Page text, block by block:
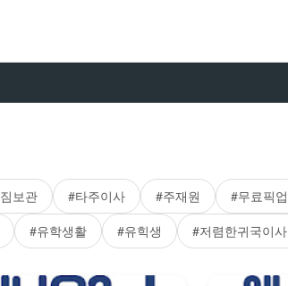
보관 #타주이사 #주재원 #무료픽업
#유학생활 #유힉생 #저렴한귀국이사